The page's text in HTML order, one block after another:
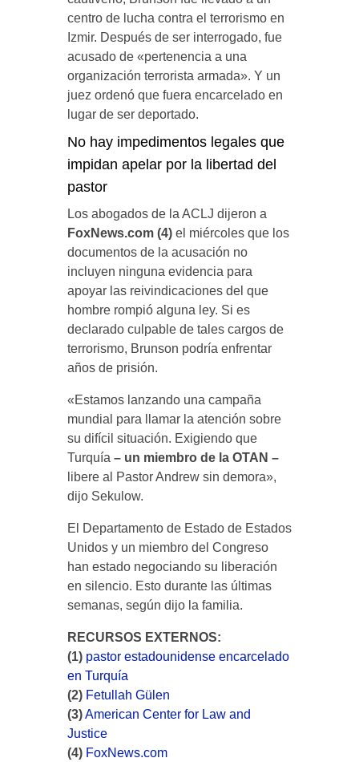
centro de lucha contra el terrorismo en
Izmir. Después de ser interrogado, fue
acusado de «pertenencia a una
organización terrorista armada». Y un
juez ordenó que fuera encarcelado en
lugar de ser deportado.
No hay impedimentos legales que
impidan apelar por la libertad del
pastor
Los abogados de la ACLJ dijeron a
FoxNews.com (4) el miércoles que los
documentos de la acusación no
incluyen ninguna evidencia para
apoyar las reivindicaciones del que
hombre rompió alguna ley. Si es
declarado culpable de tales cargos de
terrorismo, Brunson podría enfrentar
años de prisión.
«Estamos lanzando una campaña
mundial para llamar la atención sobre
su difícil situación. Exigiendo que
Turquía – un miembro de la OTAN –
libere al Pastor Andrew sin demora»,
dijo Sekulow.
El Departamento de Estado de Estados
Unidos y un miembro del Congreso
han estado negociando su liberación
en silencio. Esto durante las últimas
semanas, según dijo la familia.
RECURSOS EXTERNOS:
(1) pastor estadounidense encarcelado
en Turquía
(2) Fetullah Gülen
(3)American Center for Law and
Justice
(4) FoxNews.com